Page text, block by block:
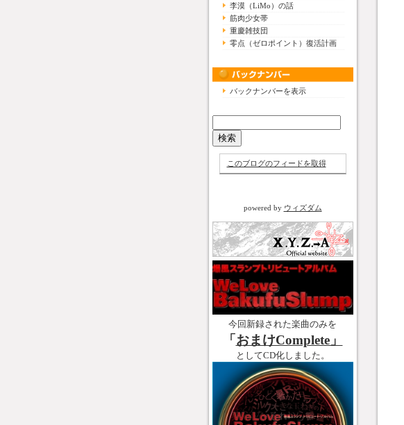
李漠（LiMo）の話
筋肉少女帯
重慶雑技団
零点（ゼロポイント）復活計画
バックナンバーを表示
このブログのフィードを取得
powered by ウィズダム
今回新録された楽曲のみを
「おまけComplete」
としてCD化しました。